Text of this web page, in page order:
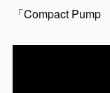
「Compact Pump